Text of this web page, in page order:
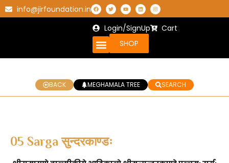
info@jirfoundation.in
Login/SignUp
Cart
SHOP
BACK MEGHAMALA TREE SEARCH
05 Sarga सुन्दरकाण्डः